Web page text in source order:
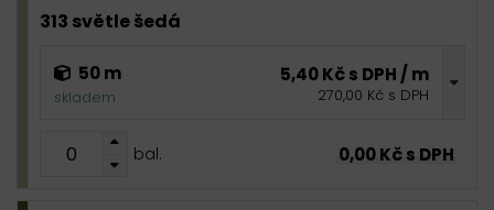
313 světle šedá
50 m
skladem
5,40 Kč s DPH / m
270,00 Kč s DPH
bal. 0,00 Kč s DPH